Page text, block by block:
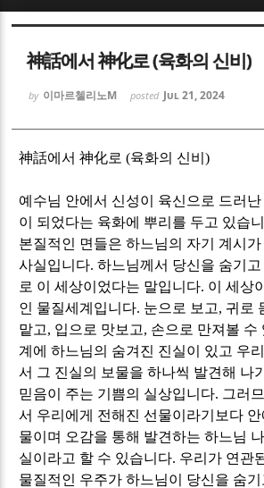
神話에서 神化로 (육화의 신비)
by 이마르첼리노M posted Jul 21, 2024
神話에서神化로(육화의 신비)
예수님 안에서 신성이 육신으로 드러
이 되었다는 육화에 뿌리를 두고 있습
본질적인 면들은 하느님의 자기 계시
사실입니다.하느님께서 당신을 숨기
로 이 세상이었다는 말입니다. 이 세상
인 물질세계입니다. 눈으로 보고, 귀로
맡고, 입으로 맛보고, 손으로 만져볼 수
계에 하느님의 숨겨진 진실이 있고 우
서 그 진실의 보물을 하나씩 발견해 나
믿음이 주는 기쁨의 실상입니다. 그러
서 우리에게 전해진 선물이라기보다
물이며 오감을 통해 발견하는 하느님
실이라고 할 수 있습니다. 우리가 연관
물질적인 우주가 하느님이 당신을 숨기
Sketchbook5, 스케치북5
Sketchbook5, 스케
Sketchbook5, 스케치북5
Sketchbook5, 스케